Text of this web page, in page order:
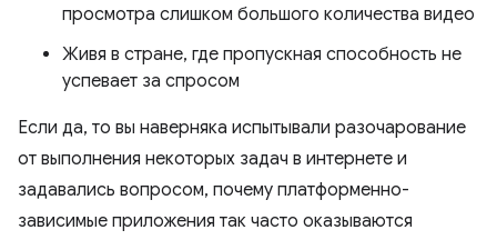
просмотра слишком большого количества видео
Живя в стране, где пропускная способность не
успевает за спросом
Если да, то вы наверняка испытывали разочарование
от выполнения некоторых задач в интернете и
задавались вопросом, почему платформенно-
зависимые приложения так часто оказываются